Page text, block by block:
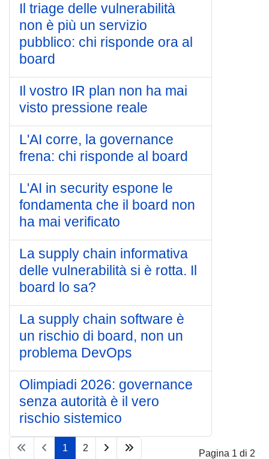
Il triage delle vulnerabilità
non è più un servizio
pubblico: chi risponde ora al
board
Il vostro IR plan non ha mai
visto pressione reale
L'AI corre, la governance
frena: chi risponde al board
L'AI in security espone le
fondamenta che il board non
ha mai verificato
La supply chain informativa
delle vulnerabilità si è rotta. Il
board lo sa?
La supply chain software è
un rischio di board, non un
problema DevOps
Olimpiadi 2026: governance
senza autorità è il vero
rischio sistemico
Pagina 1 di 2
1 2